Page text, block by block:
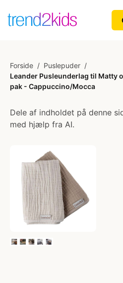
Forside / Puslepuder /
Leander Pusleunderlag til Matty
pak - Cappuccino/Mocca
Dele af indholdet på denne
med hjælp fra AI.